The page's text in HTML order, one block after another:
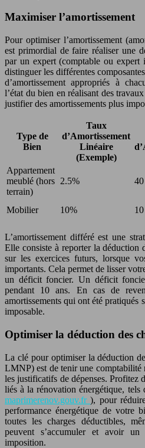
Maximiser l’amortissement
Pour optimiser l’amortissement
est primordial de faire réaliser une
par un expert (comptable ou expert
distinguer les différentes
d’amortissement appropriés à
l’état du bien en réalisant des
justifier des amortissements plus
Type de
Bien
Taux
d’Amortissement
Linéaire
(Exemple)
Appartement
meublé (hors
terrain)
2.5% 40
Mobilier 10%
L’amortissement différé est une
Elle consiste à reporter la déduction
sur les exercices futurs, lorsque
importants. Cela permet de lisser
un déficit foncier. Un déficit
pendant 10 ans. En cas de
amortissements qui ont été pratiqués
imposable.
Optimiser la déduction des
La clé pour optimiser la déduction
LMNP) est de tenir une comptabilité
les justificatifs de dépenses. Profitez
liés à la rénovation énergétique, tels
maprimerenov.gouv.fr), pour
performance énergétique de votre
toutes les charges déductibles,
peuvent s’accumuler et avoir
imposition.